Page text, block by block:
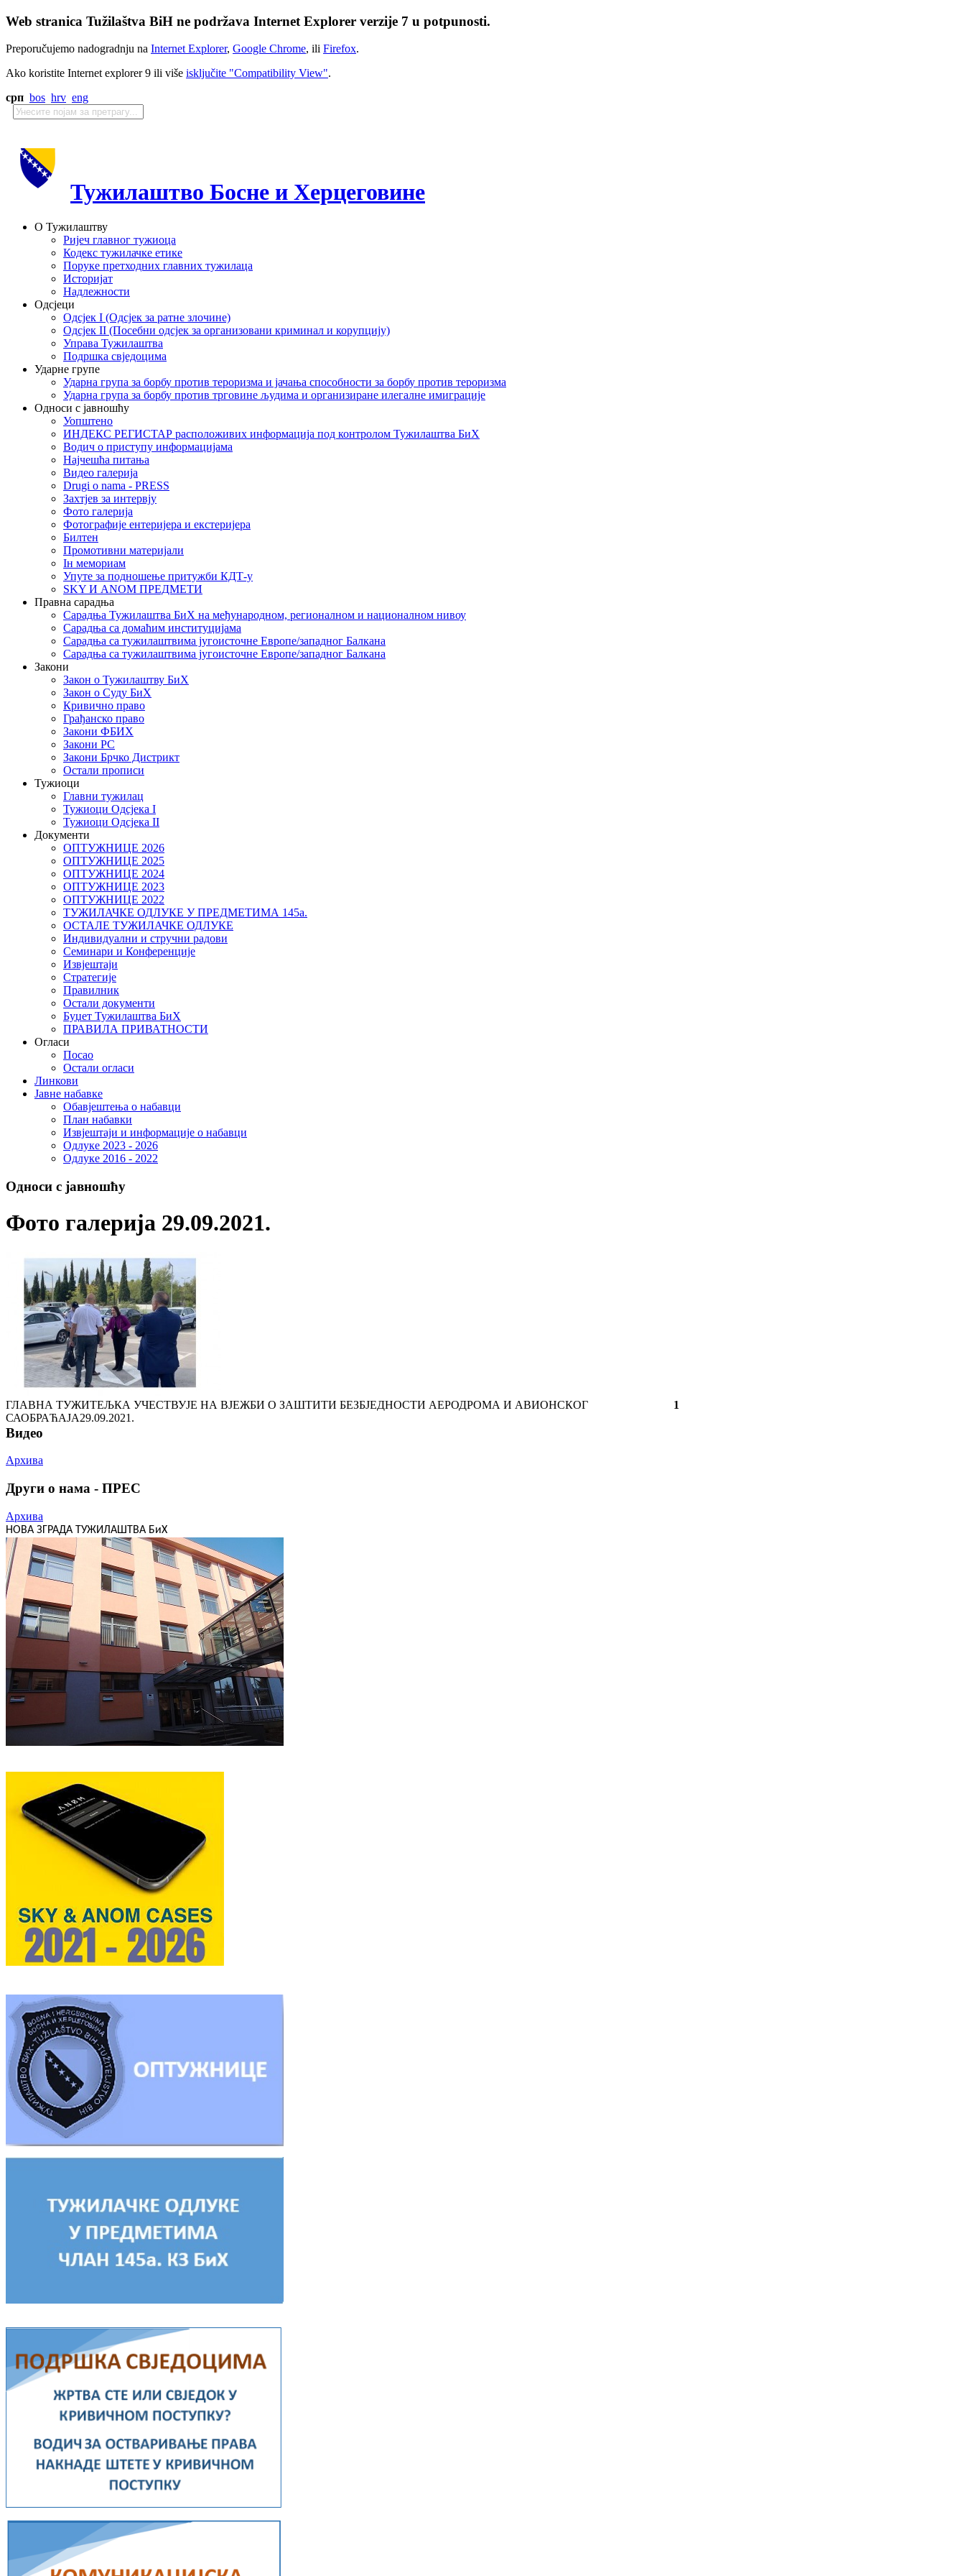
Web stranica Tužilaštva BiH ne podržava Internet Explorer verzije 7 u potpunosti.
Preporučujemo nadogradnju na Internet Explorer, Google Chrome, ili Firefox.
Ako koristite Internet explorer 9 ili više isključite "Compatibility View".
срп bos hrv eng
Тужилаштво Босне и Херцеговине
О Тужилаштву
Ријеч главног тужиоца
Кодекс тужилачке етике
Поруке претходних главних тужилаца
Историјат
Надлежности
Одсјеци
Одсјек I (Одсјек за ратне злочине)
Одсјек II (Посебни одсјек за организовани криминал и корупцију)
Управа Тужилаштва
Подршка свједоцима
Ударне групе
Ударна група за борбу против тероризма и јачања способности за борбу против тероризма
Ударна група за борбу против трговине људима и организиране илегалне имиграције
Односи с јавношћу
Уопштено
ИНДЕКС РЕГИСТАР расположивих информација под контролом Тужилаштва БиХ
Водич о приступу информацијама
Најчешћа питања
Видео галерија
Drugi o nama - PRESS
Захтјев за интервју
Фото галерија
Фотографије ентеријера и екстеријера
Билтен
Промотивни материјали
Iн мемориам
Упуте за подношење притужби КДТ-у
SKY И ANOM ПРЕДМЕТИ
Правна сарадња
Сарадња Тужилаштва БиХ на међународном, регионалном и националном нивоу
Сарадња са домаћим институцијама
Сарадња са тужилаштвима југоисточне Европе/западног Балкана
Сарадња са тужилаштвима југоисточне Европе/западног Балкана
Закони
Закон о Тужилаштву БиХ
Закон о Суду БиХ
Кривично право
Грађанско право
Закони ФБИХ
Закони РС
Закони Брчко Дистрикт
Остали прописи
Тужиоци
Главни тужилац
Тужиоци Oдсјекa I
Тужиоци Oдсјекa II
Документи
ОПТУЖНИЦЕ 2026
ОПТУЖНИЦЕ 2025
ОПТУЖНИЦЕ 2024
ОПТУЖНИЦЕ 2023
ОПТУЖНИЦЕ 2022
ТУЖИЛАЧКЕ ОДЛУКЕ У ПРЕДМЕТИМА 145а.
ОСТАЛЕ ТУЖИЛАЧКЕ ОДЛУКЕ
Индивидуални и стручни радови
Семинари и Конференције
Извјештаји
Стратегије
Правилник
Остали документи
Буџет Тужилаштва БиХ
ПРАВИЛА ПРИВАТНОСТИ
Огласи
Посао
Остали огласи
Линкови
Јавне набавке
Обавјештења о набавци
План набавки
Извјештаји и информације о набавци
Одлуке 2023 - 2026
Одлуке 2016 - 2022
Односи с јавношћу
Фото галерија 29.09.2021.
ГЛАВНА ТУЖИТЕЉКА УЧЕСТВУЈЕ НА ВЈЕЖБИ О ЗАШТИТИ БЕЗБЈЕДНОСТИ АЕРОДРОМА И АВИОНСКОГ
САОБРАЋАЈА29.09.2021.
1
Видео
Архива
Други о нама - ПРЕС
Архива
НОВА ЗГРАДА ТУЖИЛАШТВА БиХ